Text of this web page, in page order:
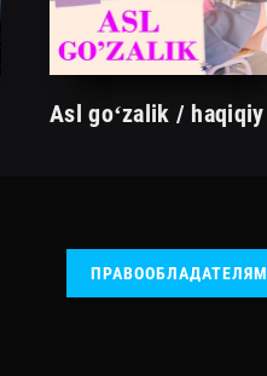
ПРАВООБЛАДАТЕЛЯМ